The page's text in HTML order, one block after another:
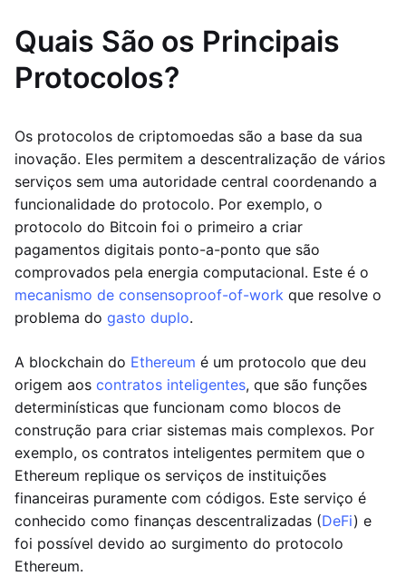
Quais São os Principais
Protocolos?
Os protocolos de criptomoedas são a base da sua
inovação. Eles permitem a descentralização de vários
serviços sem uma autoridade central coordenando a
funcionalidade do protocolo. Por exemplo, o
protocolo do Bitcoin foi o primeiro a criar
pagamentos digitais ponto-a-ponto que são
comprovados pela energia computacional. Este é o
mecanismo de consensoproof-of-work que resolve o
problema do gasto duplo.
A blockchain do Ethereum é um protocolo que deu
origem aos contratos inteligentes, que são funções
determinísticas que funcionam como blocos de
construção para criar sistemas mais complexos. Por
exemplo, os contratos inteligentes permitem que o
Ethereum replique os serviços de instituições
financeiras puramente com códigos. Este serviço é
conhecido como finanças descentralizadas (DeFi) e
foi possível devido ao surgimento do protocolo
Ethereum.